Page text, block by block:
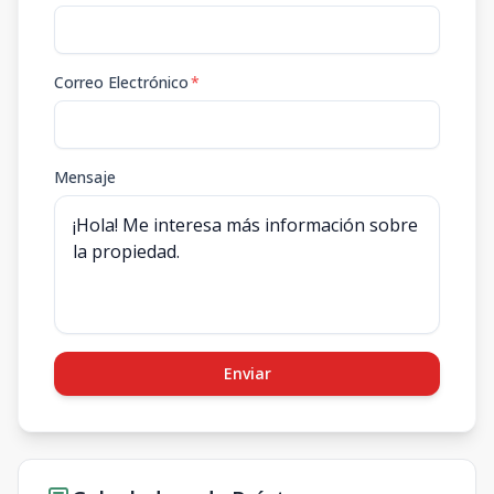
Correo Electrónico*
Mensaje
Enviar